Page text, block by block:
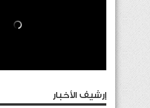
إرشيف الأخبار